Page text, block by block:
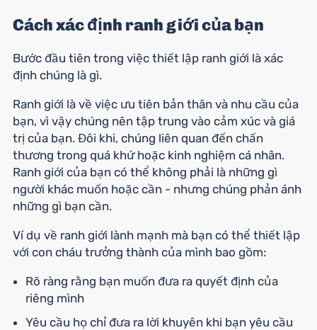
Cách xác định ranh giới của bạn
Bước đầu tiên trong việc thiết lập ranh giới là xác
định chúng là gì.
Ranh giới là về việc ưu tiên bản thân và nhu cầu của
bạn, vì vậy chúng nên tập trung vào cảm xúc và giá
trị của bạn. Đôi khi, chúng liên quan đến chấn
thương trong quá khứ hoặc kinh nghiệm cá nhân.
Ranh giới của bạn có thể không phải là những gì
người khác muốn hoặc cần - nhưng chúng phản ánh
những gì bạn cần.
Ví dụ về ranh giới lành mạnh mà bạn có thể thiết lập
với con cháu trưởng thành của mình bao gồm:
Rõ ràng rằng bạn muốn đưa ra quyết định của
riêng mình
Yêu cầu họ chỉ đưa ra lời khuyên khi bạn yêu cầu